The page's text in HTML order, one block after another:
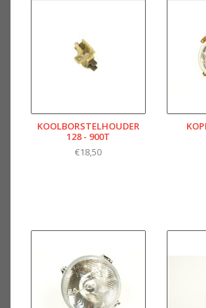
KOOLBORSTELHOUDER
128 - 900T
€18,50